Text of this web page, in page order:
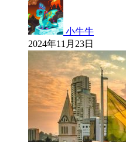
小牛牛
2024年11月23日